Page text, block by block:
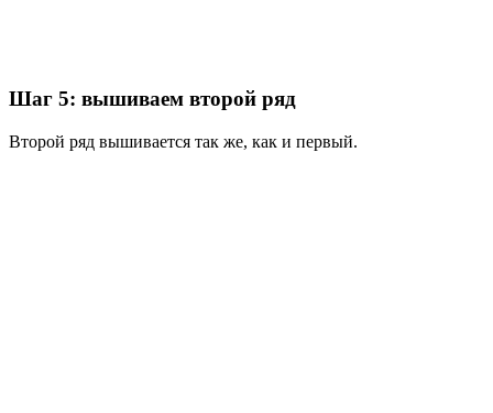
Шаг 5: вышиваем второй ряд
Второй ряд вышивается так же, как и первый.